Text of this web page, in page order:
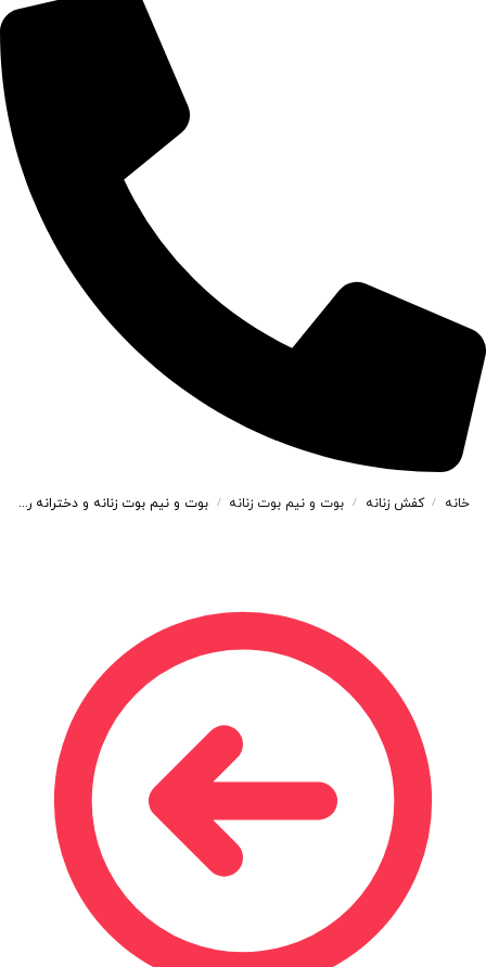
خانه / کفش زنانه / بوت و نیم بوت زنانه / بوت و نیم بوت زنانه و دخترانه رنگ کرم کد M770